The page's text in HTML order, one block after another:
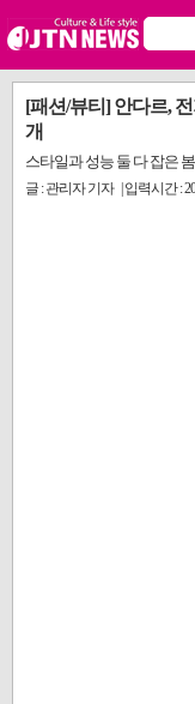
[패션/뷰티] 안다르,
개
스타일과 성능 둘 다 잡은
글 : 관리자 기자 | 입력시간 :